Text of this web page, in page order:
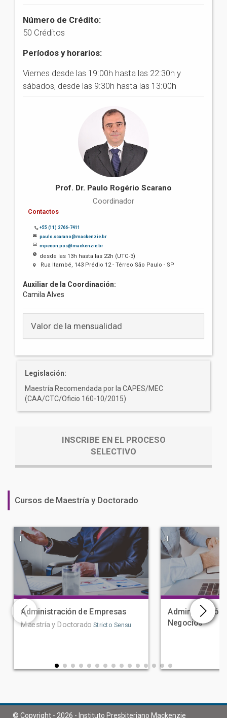
Número de Crédito:
50 Créditos
Períodos y horarios:
Viernes desde las 19:00h hasta las 22:30h y
sábados, desde las 9:30h hasta las 13:00h
Prof. Dr. Paulo Rogério Scarano
Coordinador
Contactos
+55 (11) 2766-7411
paulo.scarano@mackenzie.br
mpecon.pos@mackenzie.br
desde las 13h hasta las 22h (UTC-3)
Rua Itambé, 143 Prédio 12 - Térreo São Paulo - SP
Auxiliar de la Coordinación:
Camila Alves
Valor de la mensualidad
Legislación:
Maestría Recomendada por la CAPES/MEC
(CAA/CTC/Oficio 160-10/2015)
INSCRIBE EN EL PROCESO
SELECTIVO
Cursos de Maestría y Doctorado
|
Administración de Empresas
Maestría y Doctorado Stricto Sensu
|
Administración
Negocios
© Copyright - 2026 - Instituto Presbiteriano Mackenzie